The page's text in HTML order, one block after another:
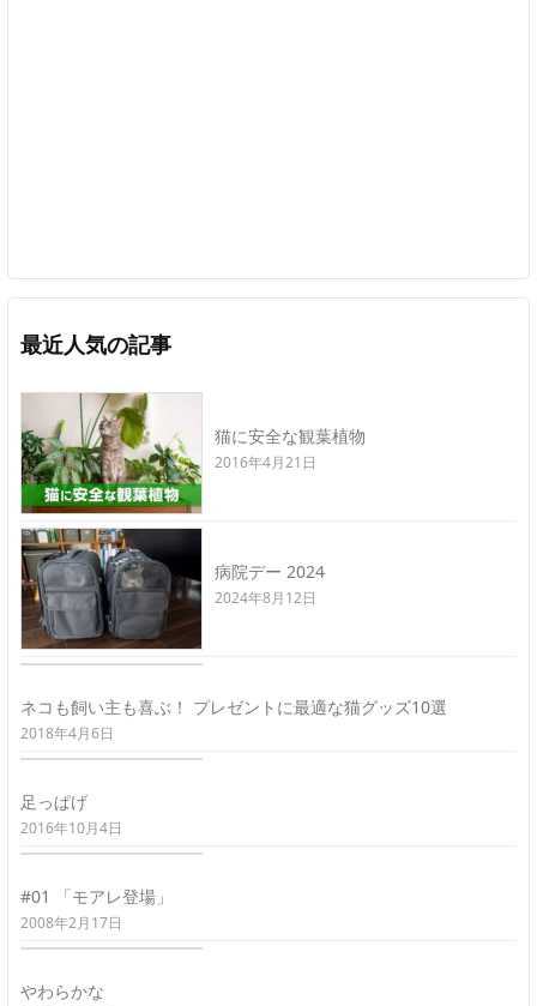
最近人気の記事
猫に安全な観葉植物
2016年4月21日
病院デー 2024
2024年8月12日
ネコも飼い主も喜ぶ！ プレゼントに最適な猫グッズ10選
2018年4月6日
足っぱげ
2016年10月4日
#01 「モアレ登場」
2008年2月17日
やわらかな